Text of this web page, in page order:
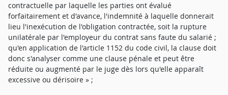
contractuelle par laquelle les parties ont évalué
forfaitairement et d'avance, l'indemnité à laquelle donnerait
lieu l'inexécution de l'obligation contractée, soit la rupture
unilatérale par l'employeur du contrat sans faute du salarié ;
qu'en application de l'article 1152 du code civil, la clause doit
donc s'analyser comme une clause pénale et peut être
réduite ou augmenté par le juge dès lors qu'elle apparaît
excessive ou dérisoire » ;